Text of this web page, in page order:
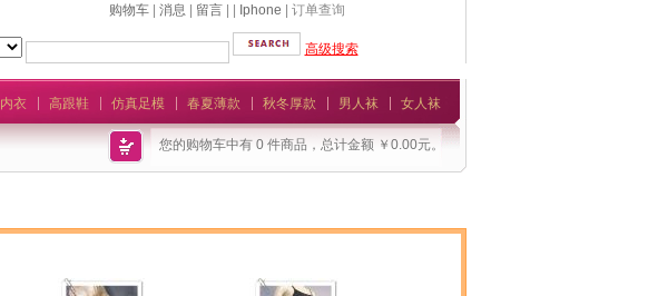
购物车| 消息 留言| | Iphone | 订单查询
高级搜索
内衣 高跟鞋 仿真足模 春夏薄款 秋冬厚款 男人袜 女人袜
您的购物车中有 0 件商品，总计金额 ￥0.00元。